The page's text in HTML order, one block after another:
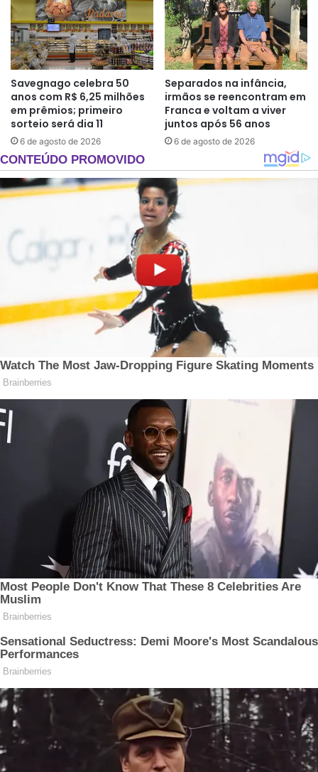
Savegnago celebra 50
anos com R$ 6,25 milhões
em prêmios; primeiro
sorteio será dia 11
6 de agosto de 2026
Separados na infância,
irmãos se reencontram em
Franca e voltam a viver
juntos após 56 anos
6 de agosto de 2026